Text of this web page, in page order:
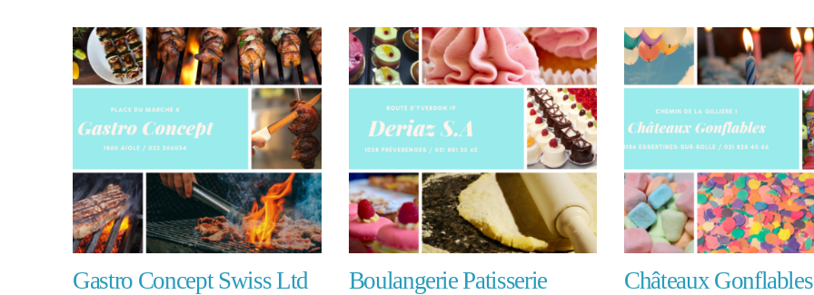
Gastro Concept Swiss Ltd
Boulangerie Patisserie
Châteaux Gonflables